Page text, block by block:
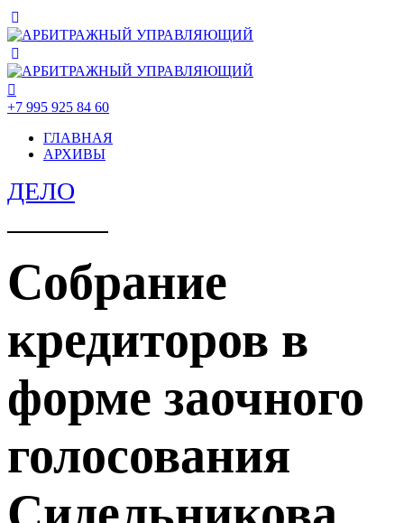
+7 995 925 84 60
ГЛАВНАЯ
АРХИВЫ
ДЕЛО
Собрание
кредиторов в
форме заочного
голосования